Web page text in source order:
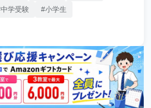
中学受験
小学生